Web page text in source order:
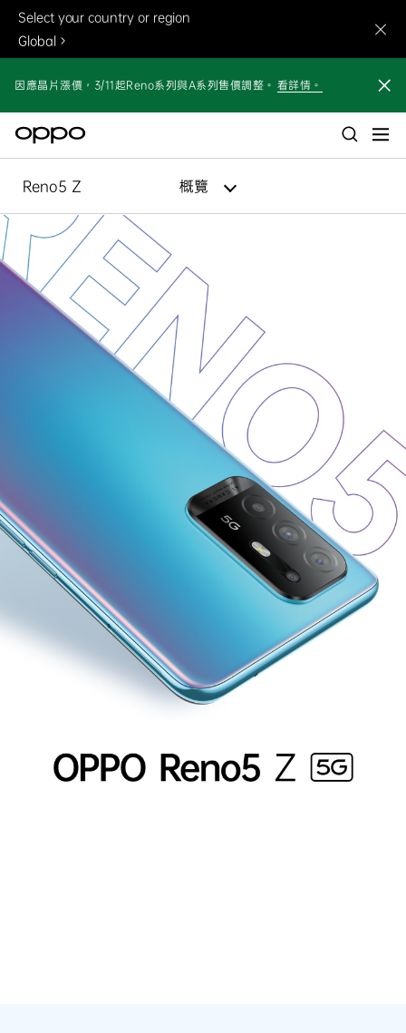
Select your country or region
Global
因應晶片漲價，3/11起Reno系列與A系列售價調整。 看詳情。
Reno5 Z 概覽